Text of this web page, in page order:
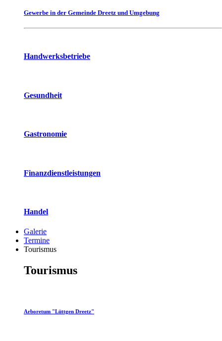
Gewerbe in der Gemeinde Dreetz und Umgebung
Handwerksbetriebe
Gesundheit
Gastronomie
Finanzdienstleistungen
Handel
Galerie
Termine
Tourismus
Tourismus
Arboretum "Lüttgen Dreetz"